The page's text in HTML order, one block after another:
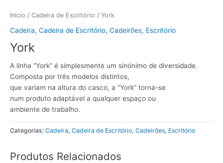
Início / Cadeira de Escritório / York
Cadeira, Cadeira de Escritório, Cadeirões, Escritório
York
A linha “York” é simplesmente um sinónimo de diversidade.
Composta por três modelos distintos,
que variam na altura do casco, a “York” torna-se
num produto adaptável a qualquer espaço ou
ambiente de trabalho.
Categorias: Cadeira, Cadeira de Escritório, Cadeirões, Escritório
Produtos Relacionados